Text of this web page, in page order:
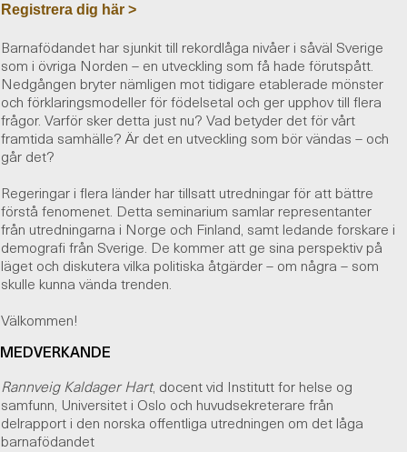
Registrera dig här >
Barnafödandet har sjunkit till rekordlåga nivåer i såväl Sverige
som i övriga Norden – en utveckling som få hade förutspått.
Nedgången bryter nämligen mot tidigare etablerade mönster
och förklaringsmodeller för födelsetal och ger upphov till flera
frågor. Varför sker detta just nu? Vad betyder det för vårt
framtida samhälle? Är det en utveckling som bör vändas – och
går det?
Regeringar i flera länder har tillsatt utredningar för att bättre
förstå fenomenet. Detta seminarium samlar representanter
från utredningarna i Norge och Finland, samt ledande forskare i
demografi från Sverige. De kommer att ge sina perspektiv på
läget och diskutera vilka politiska åtgärder – om några – som
skulle kunna vända trenden.
Välkommen!
MEDVERKANDE
Rannveig Kaldager Hart, docent vid Institutt for helse og
samfunn, Universitet i Oslo och huvudsekreterare från
delrapport i den norska offentliga utredningen om det låga
barnafödandet